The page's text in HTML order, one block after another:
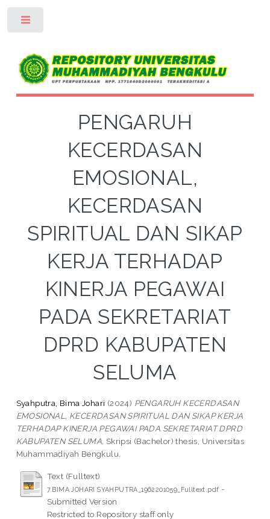
PENGARUH
KECERDASAN
EMOSIONAL,
KECERDASAN
SPIRITUAL DAN SIKAP
KERJA TERHADAP
KINERJA PEGAWAI
PADA SEKRETARIAT
DPRD KABUPATEN
SELUMA
Syahputra, Bima Johari (2024) PENGARUH KECERDASAN
EMOSIONAL, KECERDASAN SPIRITUAL DAN SIKAP KERJA
TERHADAP KINERJA PEGAWAI PADA SEKRETARIAT DPRD
KABUPATEN SELUMA. Skripsi (Bachelor) thesis, Universitas
Muhammadiyah Bengkulu.
Text (Fulltext)
7.BIMA JOHARI SYAHPUTRA_1962201059_Fulltext.pdf -
Submitted Version
Restricted to Repository staff only